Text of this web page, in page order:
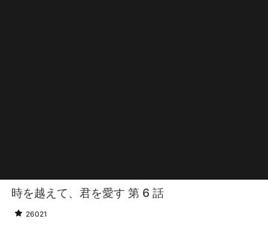
時を越えて、君を愛す 第 6 話
26021